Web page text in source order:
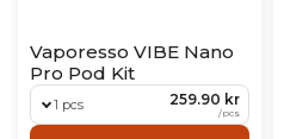
Vaporesso VIBE Nano
Pro Pod Kit
1 pcs 259.90 kr
/pcs